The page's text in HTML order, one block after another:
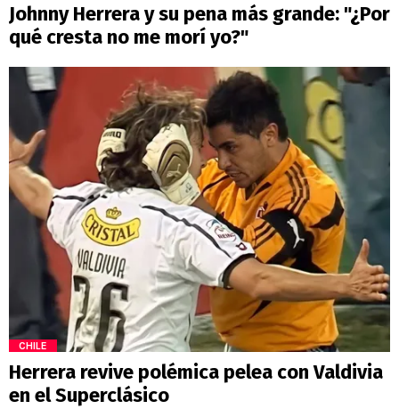
Johnny Herrera y su pena más grande: "¿Por
qué cresta no me morí yo?"
CHILE
Herrera revive polémica pelea con Valdivia
en el Superclásico